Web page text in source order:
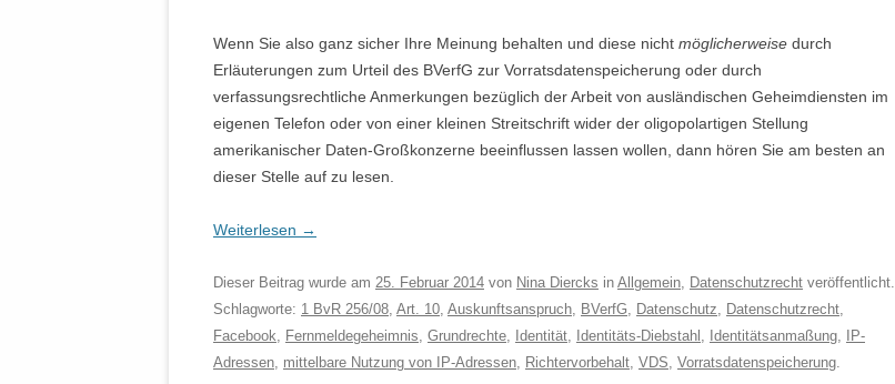
Wenn Sie also ganz sicher Ihre Meinung behalten und diese nicht möglicherweise durch
Erläuterungen zum Urteil des BVerfG zur Vorratsdatenspeicherung oder durch
verfassungsrechtliche Anmerkungen bezüglich der Arbeit von ausländischen Geheimdiensten im
eigenen Telefon oder von einer kleinen Streitschrift wider der oligopolartigen Stellung
amerikanischer Daten-Großkonzerne beeinflussen lassen wollen, dann hören Sie am besten an
dieser Stelle auf zu lesen.
Weiterlesen →
Dieser Beitrag wurde am 25. Februar 2014 von Nina Diercks in Allgemein, Datenschutzrecht veröffentlicht.
Schlagworte: 1 BvR 256/08, Art. 10, Auskunftsanspruch, BVerfG, Datenschutz, Datenschutzrecht,
Facebook, Fernmeldegeheimnis, Grundrechte, Identität, Identitäts-Diebstahl , Identitätsanmaßung,
IP-
Adressen, mittelbare Nutzung von IP-Adressen, Richtervorbehalt, VDS, Vorratsdatenspeicherung.